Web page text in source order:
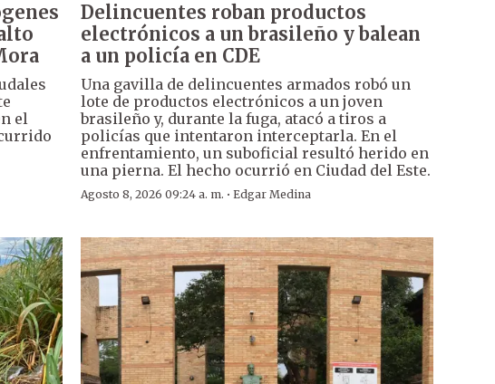
el
Delincuentes roban productos
electrónicos a un brasileño y balean
a un policía en CDE
Una gavilla de delincuentes armados robó un
lote de productos electrónicos a un joven
brasileño y, durante la fuga, atacó a tiros a
policías que intentaron interceptarla. En el
enfrentamiento, un suboficial resultó herido en
una pierna. El hecho ocurrió en Ciudad del Este.
Agosto 8, 2026 09:24 a. m. · Edgar Medina